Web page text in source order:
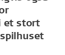
et stort